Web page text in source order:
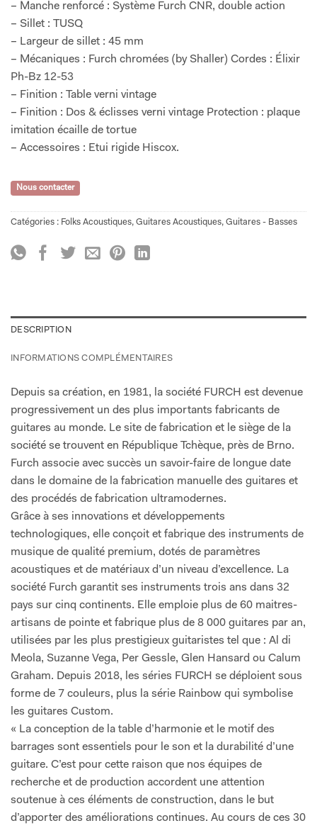
– Manche renforcé : Système Furch CNR, double action
– Sillet : TUSQ
– Largeur de sillet : 45 mm
– Mécaniques : Furch chromées (by Shaller) Cordes : Élixir
Ph-Bz 12-53
– Finition : Table verni vintage
– Finition : Dos & éclisses verni vintage Protection : plaque
imitation écaille de tortue
– Accessoires : Etui rigide Hiscox.
Nous contacter
Catégories : Folks Acoustiques, Guitares Acoustiques, Guitares - Basses
DESCRIPTION
INFORMATIONS COMPLÉMENTAIRES
Depuis sa création, en 1981, la société FURCH est devenue
progressivement un des plus importants fabricants de
guitares au monde. Le site de fabrication et le siège de la
société se trouvent en République Tchèque, près de Brno.
Furch associe avec succès un savoir-faire de longue date
dans le domaine de la fabrication manuelle des guitares et
des procédés de fabrication ultramodernes.
Grâce à ses innovations et développements
technologiques, elle conçoit et fabrique des instruments de
musique de qualité premium, dotés de paramètres
acoustiques et de matériaux d’un niveau d’excellence. La
société Furch garantit ses instruments trois ans dans 32
pays sur cinq continents. Elle emploie plus de 60 maitres-
artisans de pointe et fabrique plus de 8 000 guitares par an,
utilisées par les plus prestigieux guitaristes tel que : Al di
Meola, Suzanne Vega, Per Gessle, Glen Hansard ou Calum
Graham. Depuis 2018, les séries FURCH se déploient sous
forme de 7 couleurs, plus la série Rainbow qui symbolise
les guitares Custom.
« La conception de la table d’harmonie et le motif des
barrages sont essentiels pour le son et la durabilité d’une
guitare. C’est pour cette raison que nos équipes de
recherche et de production accordent une attention
soutenue à ces éléments de construction, dans le but
d’apporter des améliorations continues. Au cours de ces 30